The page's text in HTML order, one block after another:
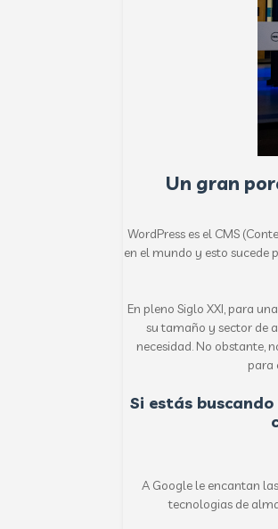
Un gran
WordPress es el CMS
en el mundo y esto sucede
En pleno Siglo XXI, para
su tamaño y sector de
necesidad. No obstante,
para
Si estás buscando
A Google le encantan
tecnologias de